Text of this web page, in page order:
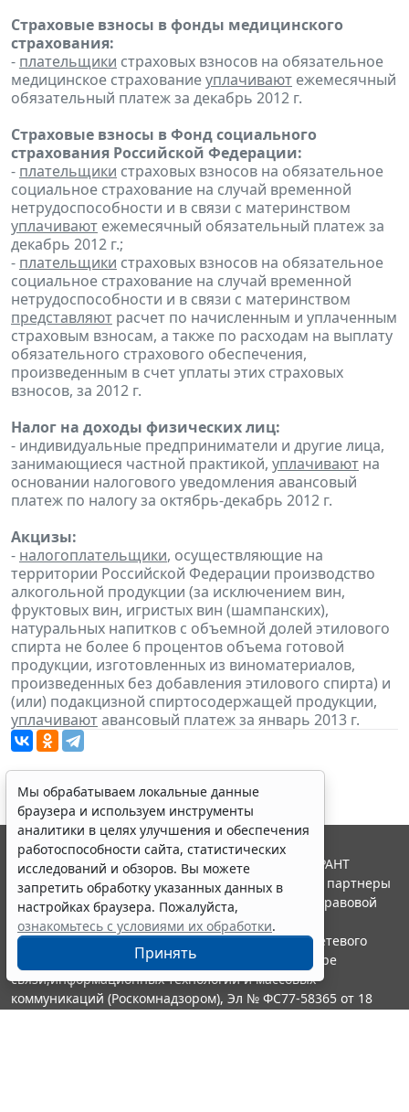
Страховые взносы в фонды медицинского
страхования:
- плательщики страховых взносов на обязательное
медицинское страхованиеуплачивают ежемесячный
обязательный платеж за декабрь 2012 г.
Страховые взносы в Фонд социального
страхования Российской Федерации:
- плательщики страховых взносов на обязательное
социальное страхование на случай временной
нетрудоспособности и в связи с материнством
уплачивают ежемесячный обязательный платеж за
декабрь 2012 г.;
- плательщики страховых взносов на обязательное
социальное страхование на случай временной
нетрудоспособности и в связи с материнством
представляют расчет по начисленным и уплаченным
страховым взносам, а также по расходам на выплату
обязательного страхового обеспечения,
произведенным в счет уплаты этих страховых
взносов, за 2012 г.
Налог на доходы физических лиц:
- индивидуальные предприниматели и другие лица,
занимающиеся частной практикой, уплачивают на
основании налогового уведомления авансовый
платеж по налогу за октябрь-декабрь 2012 г.
Акцизы:
- налогоплательщики, осуществляющие на
территории Российской Федерации производство
алкогольной продукции (за исключением вин,
фруктовых вин, игристых вин (шампанских),
натуральных напитков с объемной долей этилового
спирта не более 6 процентов объема готовой
продукции, изготовленных из виноматериалов,
произведенных без добавления этилового спирта) и
(или) подакцизной спиртосодержащей продукции,
уплачиваютавансовый платеж за январь 2013 г.
Мы обрабатываем локальные данные
браузера и используем инструменты
аналитики в целях улучшения и обеспечения
работоспособности сайта, статистических
исследований и обзоров. Вы можете
запретить обработку указанных данных в
настройках браузера. Пожалуйста,
ознакомьтесь с условиями их обработки.
Принять
© ООО "НПП "ГАРАНТ-СЕРВИС", 2026. Система ГАРАНТ
выпускается с 1990 года. Компания "Гарант" и ее партнеры
являются участниками Российской ассоциации правовой
информации ГАРАНТ.
Портал ГАРАНТ.РУ зарегистрирован в качестве сетевого
издания Федеральной службой по надзору в сфере
связи,информационных технологий и массовых
коммуникаций (Роскомнадзором), Эл № ФС77-58365 от 18